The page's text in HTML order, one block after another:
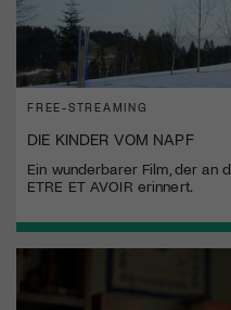
FREE-STREAMING
DIE KINDER VOM NAPF
Ein wunderbarer Film, der an
ETRE ET AVOIR erinnert.